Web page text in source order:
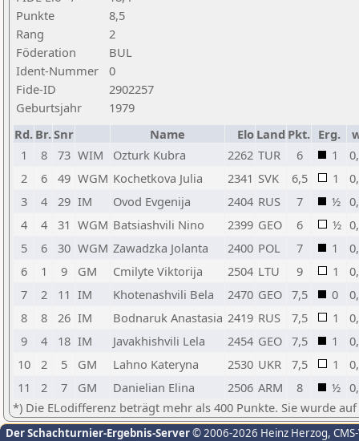
Punkte
8,5
Rang
2
Föderation
BUL
Ident-Nummer
0
Fide-ID
2902257
Geburtsjahr
1979
Rd. Br.Snr Name Elo Land Pkt. Erg.
1
8 73 WIM Ozturk Kubra 2262 TUR 6 1
2
6 49 WGM Kochetkova Julia 2341 SVK 6,5 1
3
4 29 IM Ovod Evgenija 2404 RUS 7 ½
4
4 31 WGM Batsiashvili Nino 2399 GEO 6 ½
5
6 30 WGM Zawadzka Jolanta 2400 POL 7 1
6
1 9 GM Cmilyte Viktorija 2504 LTU 9 1
7
2 11 IM Khotenashvili Bela 2470 GEO 7,5 0
8
8 26 IM Bodnaruk Anastasia 2419 RUS 7,5 1
9
4 18 IM Javakhishvili Lela 2454 GEO 7,5 1
10
2 5 GM Lahno Kateryna 2530 UKR 7,5 1
11
2 7 GM Danielian Elina 2506 ARM 8 ½
*) Die ELodifferenz beträgt mehr als 400 Punkte. Sie wurde
Der Schachturnier-Ergebnis-Server© 2006-2026 Heinz Herzog,